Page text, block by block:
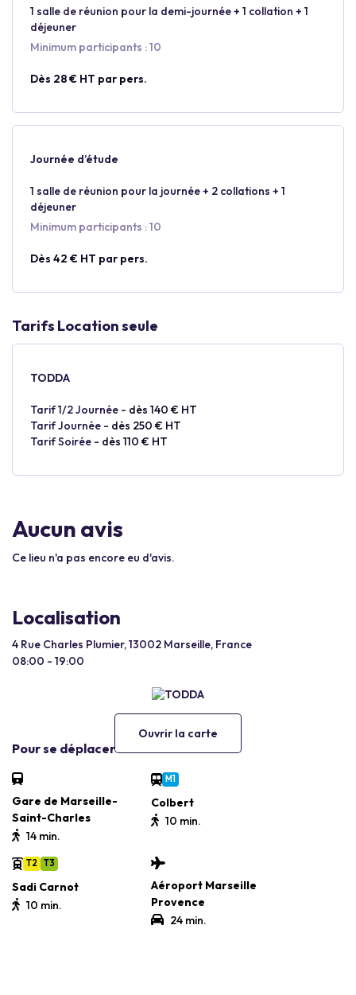
1 salle de réunion pour la demi-journée + 1 collation + 1
déjeuner
Minimum participants : 10
Dès 28 € HT par pers.
Journée d’étude
1 salle de réunion pour la journée + 2 collations + 1
déjeuner
Minimum participants : 10
Dès 42 € HT par pers.
Tarifs Location seule
TODDA
Tarif 1/2 Journée - dès 140 € HT
Tarif Journée - dès 250 € HT
Tarif Soirée - dès 110 € HT
Aucun avis
Ce lieu n'a pas encore eu d'avis.
Localisation
4 Rue Charles Plumier, 13002 Marseille, France
08:00 - 19:00
Ouvrir la carte
Pour se déplacer
Gare de Marseille-
Saint-Charles
14 min.
M1
Colbert
10 min.
T2 T3
Sadi Carnot
10 min.
Aéroport Marseille
Provence
24 min.